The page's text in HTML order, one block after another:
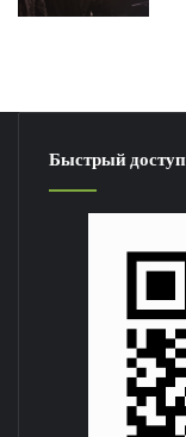
Быстрый